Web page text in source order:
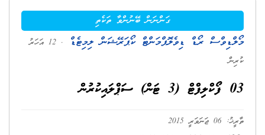
ގަންނަން ބޭނުންވާ ތަކެތި
މޯލްޑިވްސް ރޯޑް ޑިވެލޮޕްމަންޓް ކޯޕަރޭޝަން ލިމިޓެޑް
. 12 އަހަރު
ކުރިން
03 ފޯކްލިފްޓް (3 ޓަން) ސަޕްލައިކުރުން
ތާރީޚު: 06 ޖަނަވަރީ 2015